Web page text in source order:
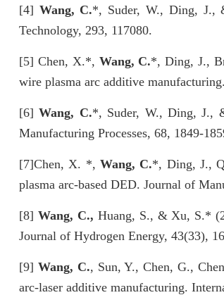
[4] Wang, C.*, Suder, W., Ding, J.,
Technology, 293, 117080.
[5] Chen, X.*, Wang, C.*, Ding, J.,
wire plasma arc additive
[6]Wang, C.*, Suder, W., Ding, J.,
Manufacturing Processes, 68, 1849-
[7]Chen, X. *, Wang, C.*, Ding, J.,
plasma arc-based DED. Journal of
[8] Wang, C., Huang, S., & Xu, S.*
Journal of Hydrogen Energy, 43(33),
[9] Wang, C., Sun, Y., Chen, G.,
arc-laser additive manufacturing.